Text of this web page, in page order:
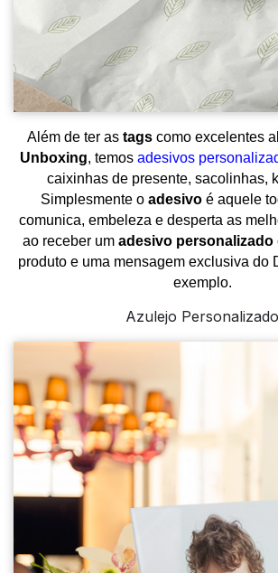
Além de ter as tags
Unboxing, temos adesivos
caixinhas de presente, sacolinhas,
Simplesmente o adesivo é aquele
comunica, embeleza e desperta as
ao receber um adesivo personalizado
produto e uma mensagem exclusiva do
exemplo.
Azulejo Personalizado